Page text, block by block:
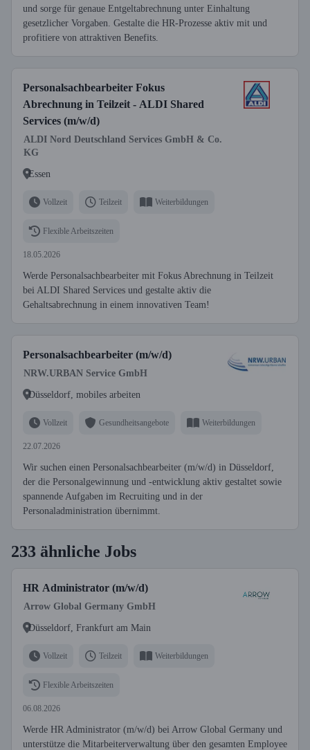
und sorge für genaue Entgeltabrechnung unter Einhaltung
gesetzlicher Vorgaben. Gestalte die HR-Prozesse aktiv mit und
profitiere von attraktiven Benefits.
Personalsachbearbeiter Fokus
Abrechnung in Teilzeit - ALDI Shared
Services (m/w/d)
ALDI Nord Deutschland Services GmbH & Co.
KG
Essen
Vollzeit Teilzeit Weiterbildungen
Flexible Arbeitszeiten
18.05.2026
Werde Personalsachbearbeiter mit Fokus Abrechnung in Teilzeit
bei ALDI Shared Services und gestalte aktiv die
Gehaltsabrechnung in einem innovativen Team!
Personalsachbearbeiter (m/w/d)
NRW.URBAN Service GmbH
Düsseldorf, mobiles arbeiten
Vollzeit Gesundheitsangebote Weiterbildungen
22.07.2026
Wir suchen einen Personalsachbearbeiter (m/w/d) in Düsseldorf,
der die Personalgewinnung und -entwicklung aktiv gestaltet sowie
spannende Aufgaben im Recruiting und in der
Personaladministration übernimmt.
233 ähnliche Jobs
HR Administrator (m/w/d)
Arrow Global Germany GmbH
Düsseldorf, Frankfurt am Main
Vollzeit Teilzeit Weiterbildungen
Flexible Arbeitszeiten
06.08.2026
Werde HR Administrator (m/w/d) bei Arrow Global Germany und
unterstütze die Mitarbeiterverwaltung über den gesamten Employee